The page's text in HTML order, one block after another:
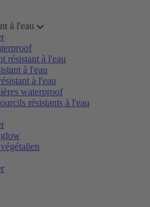
à l'eau
résistant à l'eau
à l'eau
à l'eau
waterproof
résistants à l'eau